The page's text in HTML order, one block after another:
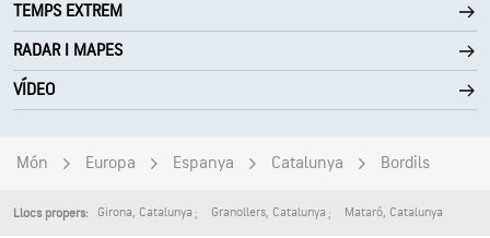
Sostre de núvols 30000 ft
TEMPS EXTREM
RADAR I MAPES
VÍDEO
Món Europa Espanya Catalunya Bordils
Llocs propers: Girona, Catalunya Granollers, Catalunya Mataró, Catalunya